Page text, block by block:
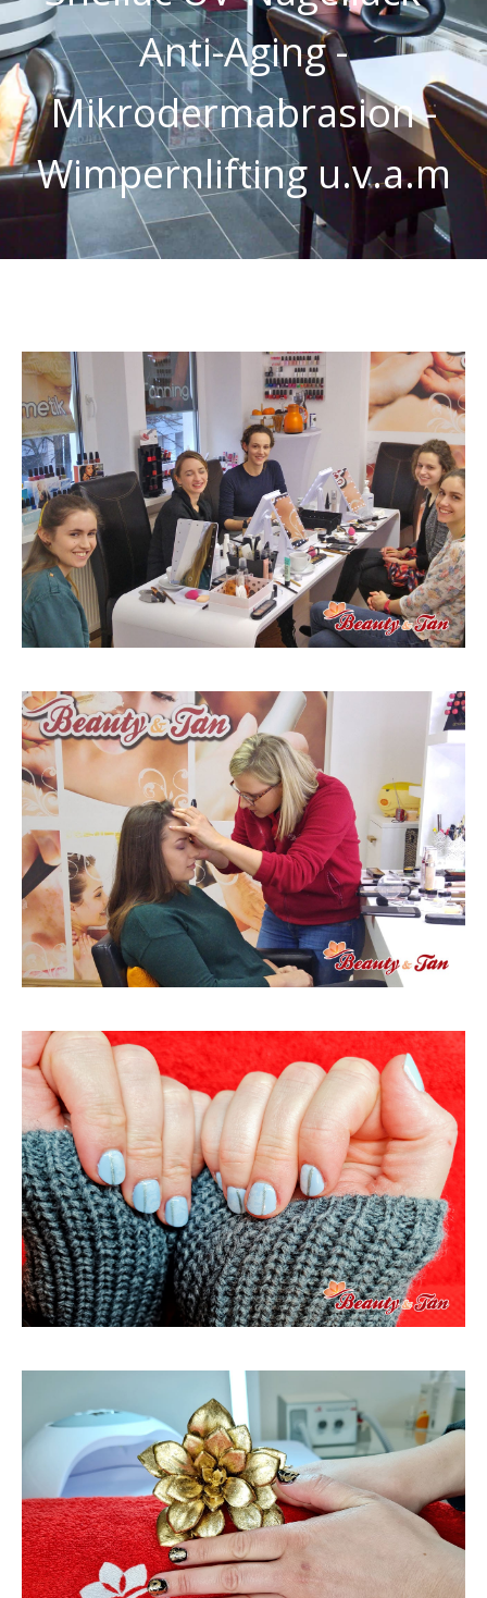
Anti-Aging -
Mikrodermabrasion -
Wimpernlifting u.v.a.m